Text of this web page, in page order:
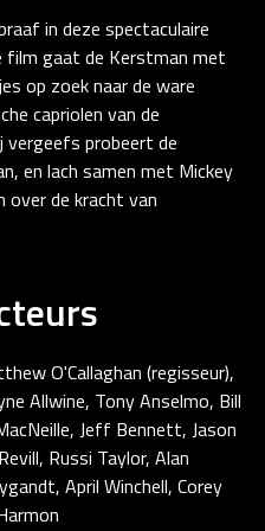
in deze spectaculaire
film gaat de Kerstman met
op zoek naar de ware
capriolen van de
vergeefs probeert de
en lach samen met Mickey
over de kracht van
O'Callaghan (regisseur),
Allwine, Tony Anselmo, Bill
Jeff Bennett, Jason
Russi Taylor, Alan
April Winchell, Corey